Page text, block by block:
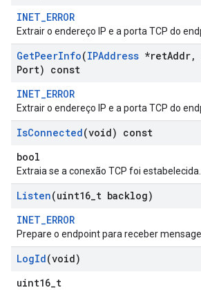
INET_ERROR
Extrair o endereço IP e a porta TCP do
GetPeerInfo(IPAddress *retAddr,
Port) const
INET_ERROR
Extrair o endereço IP e a porta TCP do
IsConnected(void) const
bool
Extraia se a conexão TCP foi estabelecida.
Listen(uint16 t backlog)
INET_ERROR
Prepare o endpoint para receber
LogId(void)
uint16_t